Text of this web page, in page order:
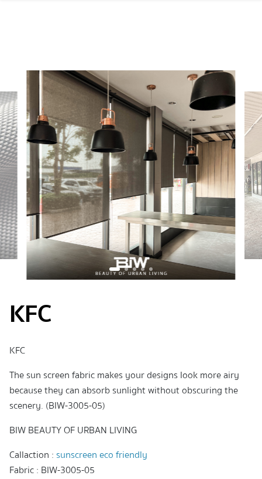
KFC
KFC
The sun screen fabric makes your designs look more airy
because they can absorb sunlight without obscuring the
scenery. (BIW-3005-05)
BIW BEAUTY OF URBAN LIVING
Callaction : sunscreen eco friendly
Fabric : BIW-3005-05